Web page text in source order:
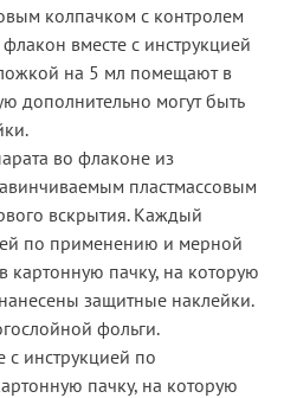
колпачком с контролем
вместе с инструкцией
на 5 мл помещают в
дополнительно могут быть
во флаконе из
пластмассовым
вскрытия. Каждый
по применению и мерной
пачку, на которую
защитные наклейки.
фольги.
с инструкцией по
пачку, на которую